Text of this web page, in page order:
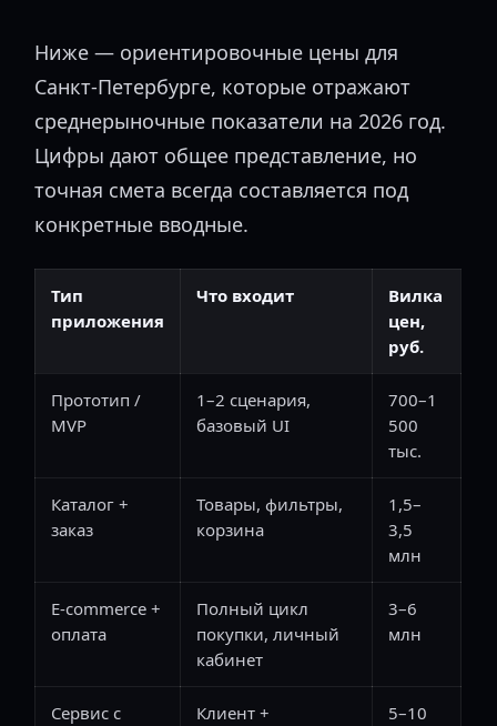
Ниже — ориентировочные цены для
Санкт-Петербурге, которые отражают
среднерыночные показатели на 2026 год.
Цифры дают общее представление, но
точная смета всегда составляется под
конкретные вводные.
Тип
приложения
Что входит
Вилка
цен,
руб.
Прототип /
MVP
1–2 сценария,
базовый UI
700–1
500
тыс.
Каталог +
заказ
Товары, фильтры,
корзина
1,5–
3,5
млн
E-commerce +
оплата
Полный цикл
покупки, личный
кабинет
3–6
млн
Сервис с
Клиент +
5–10